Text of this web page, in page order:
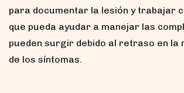
para documentar la lesión y trabajar
que pueda ayudar a manejar las
pueden surgir debido al retraso en la
de los síntomas.